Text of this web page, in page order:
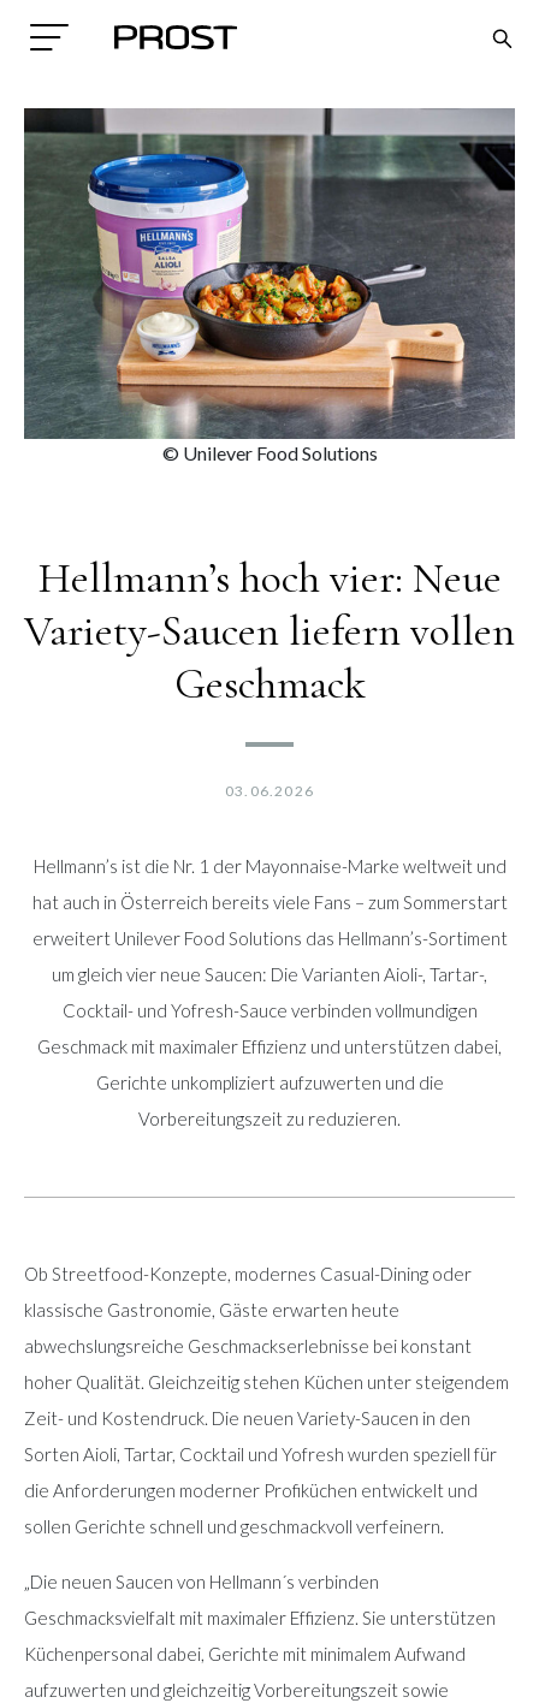
Search
© Unilever Food Solutions
Hellmann’s hoch vier: Neue
Variety-Saucen liefern vollen
Geschmack
03.06.2026
Hellmann’s ist die Nr. 1 der Mayonnaise-Marke weltweit und
hat auch in Österreich bereits viele Fans – zum Sommerstart
erweitert Unilever Food Solutions das Hellmann’s-Sortiment
um gleich vier neue Saucen: Die Varianten Aioli-, Tartar-,
Cocktail- und Yofresh-Sauce verbinden vollmundigen
Geschmack mit maximaler Effizienz und unterstützen dabei,
Gerichte unkompliziert aufzuwerten und die
Vorbereitungszeit zu reduzieren.
Ob Streetfood-Konzepte, modernes Casual-Dining oder
klassische Gastronomie, Gäste erwarten heute
abwechslungsreiche Geschmackserlebnisse bei konstant
hoher Qualität. Gleichzeitig stehen Küchen unter steigendem
Zeit- und Kostendruck. Die neuen Variety-Saucen in den
Sorten Aioli, Tartar, Cocktail und Yofresh wurden speziell für
die Anforderungen moderner Profiküchen entwickelt und
sollen Gerichte schnell und geschmackvoll verfeinern.
„Die neuen Saucen von Hellmann´s verbinden
Geschmacksvielfalt mit maximaler Effizienz. Sie unterstützen
Küchenpersonal dabei, Gerichte mit minimalem Aufwand
aufzuwerten und gleichzeitig Vorbereitungszeit sowie